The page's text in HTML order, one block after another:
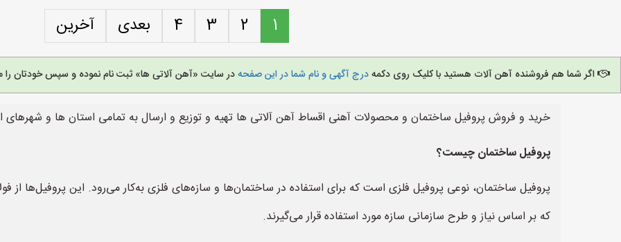
1
2
3
4 بعدی آخرین
اگر شما هم فروشنده آهن آلات هستید با کلیک روی دکمهدرج آگهی و نام شما در این صفحهدر سایت «آهن آلاتی ها» ثبت نام نموده و سپس خودتان را
خرید و فروش پروفیل ساختمان و محصولات آهنی اقساط آهن آلاتی ها تهیه و توزیع و ارسال به تمامی استان ها و شهرهای
پروفیل ساختمان چیست؟
پروفیل ساختمان، نوعی پروفیل فلزی است که برای استفاده در ساختمان‌ها و سازه‌های فلزی به‌کار می‌رود. این پروفیل‌ها
که بر اساس نیاز و طرح سازمانی سازه مورد استفاده قرار می‌گیرند.